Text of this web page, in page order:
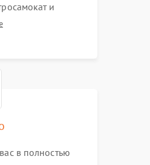
и
в полностью